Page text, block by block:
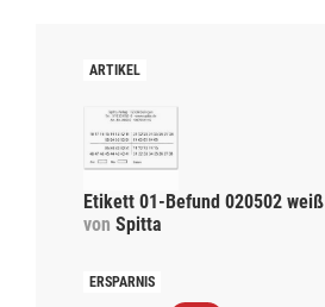
Etikett 01-Befund 020502 weiß
von Spitta